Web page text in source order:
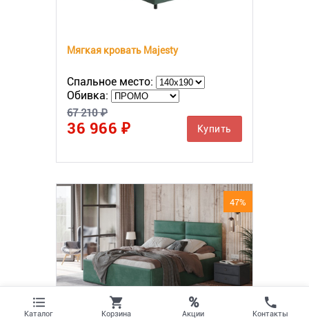
Мягкая кровать Majesty
Спальное место:
Обивка:
67 210 ₽
36 966 ₽ Купить
47%
Каталог Корзина
%
Акции Контакты